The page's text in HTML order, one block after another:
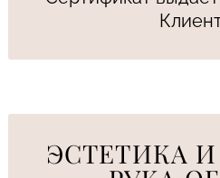
ЭСТЕТИКА